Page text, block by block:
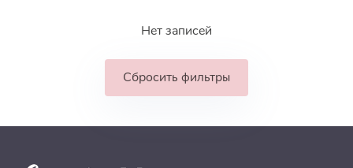
Нет записей
Сбросить фильтры